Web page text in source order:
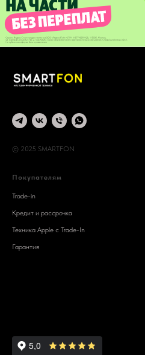
© 2025 SMARTFON
Покупателям
Trade-in
Кредит и рассрочка
Техника Apple c Trade-In
Гарантия